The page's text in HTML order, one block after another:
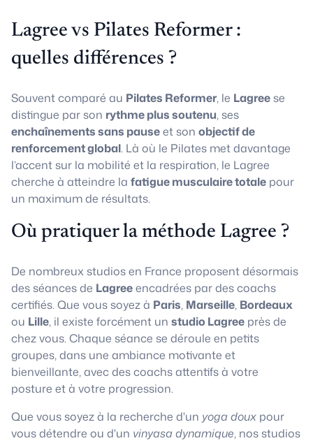
Lagree vs Pilates Reformer :
quelles différences ?
Souvent comparé au Pilates Reformer, le Lagree se
distingue par son rythme plus soutenu, ses
enchaînements sans pauseet son objectif de
renforcement global. Là où le Pilates met davantage
l’accent sur la mobilité et la respiration, le Lagree
cherche à atteindre la fatigue musculaire totale pour
un maximum de résultats.
Où pratiquer la méthode Lagree ?
De nombreux studios en France proposent désormais
des séances de Lagreeencadrées par des coachs
certifiés. Que vous soyez à Paris, Marseille, Bordeaux
ou Lille, il existe forcément un studio Lagree près de
chez vous. Chaque séance se déroule en petits
groupes, dans une ambiance motivante et
bienveillante, avec des coachs attentifs à votre
posture et à votre progression.
Que vous soyez à la recherche d'un yoga doux pour
vous détendre ou d'un vinyasa dynamique, nos studios